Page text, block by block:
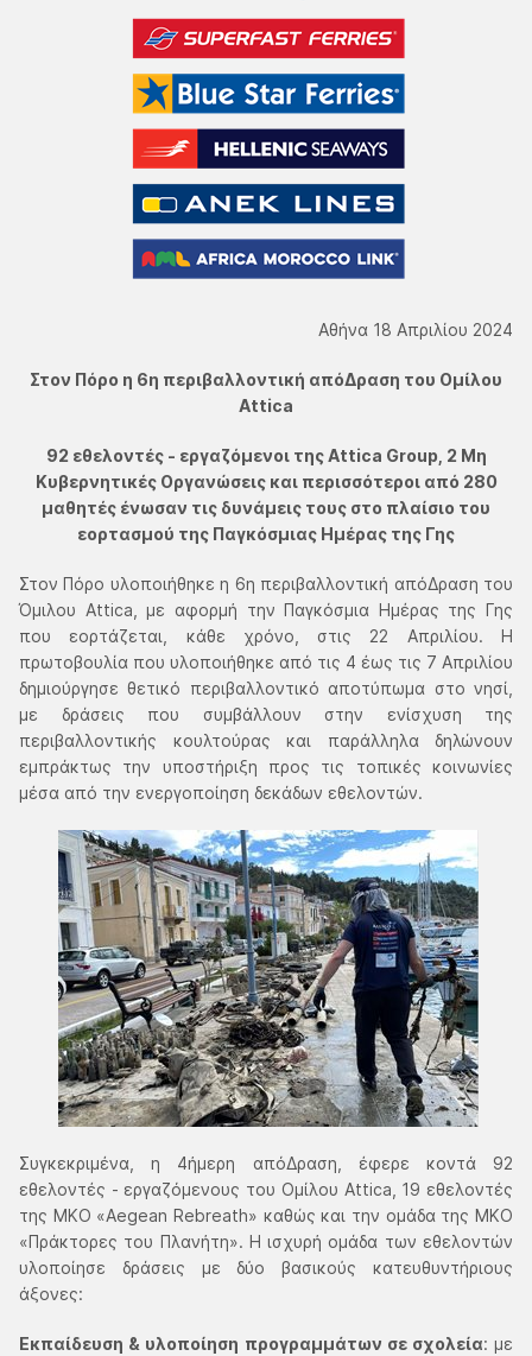
Αθήνα 18 Απριλίου 2024
Στον Πόρο η 6η περιβαλλοντική απόΔραση του Ομίλου
Attica
92 εθελοντές - εργαζόμενοι της Attica Group, 2 Μη
Κυβερνητικές Οργανώσεις και περισσότεροι από 280
μαθητές ένωσαν τις δυνάμεις τους στο πλαίσιο του
εορτασμού της Παγκόσμιας Ημέρας της Γης
Στον Πόρο υλοποιήθηκε η 6η περιβαλλοντική απόΔραση του
Όμιλου Attica, με αφορμή την Παγκόσμια Ημέρας της Γης
που εορτάζεται, κάθε χρόνο, στις 22 Απριλίου. Η
πρωτοβουλία που υλοποιήθηκε από τις 4 έως τις 7 Απριλίου
δημιούργησε θετικό περιβαλλοντικό αποτύπωμα στο νησί,
με δράσεις που συμβάλλουν στην ενίσχυση της
περιβαλλοντικής κουλτούρας και παράλληλα δηλώνουν
εμπράκτως την υποστήριξη προς τις τοπικές κοινωνίες
μέσα από την ενεργοποίηση δεκάδων εθελοντών.
Συγκεκριμένα, η 4ήμερη απόΔραση, έφερε κοντά 92
εθελοντές - εργαζόμενους του Ομίλου Attica, 19 εθελοντές
της ΜΚΟ «Aegean Rebreath» καθώς και την ομάδα της ΜΚΟ
«Πράκτορες του Πλανήτη». Η ισχυρή ομάδα των εθελοντών
υλοποίησε δράσεις με δύο βασικούς κατευθυντήριους
άξονες:
Εκπαίδευση & υλοποίηση προγραμμάτων σε σχολεία: με